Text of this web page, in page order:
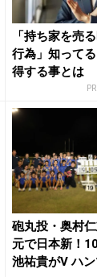
「持ち家を売
行為」知って
得する事とは
砲丸投・奥村
元で日本新！
池祐貴がV ハ